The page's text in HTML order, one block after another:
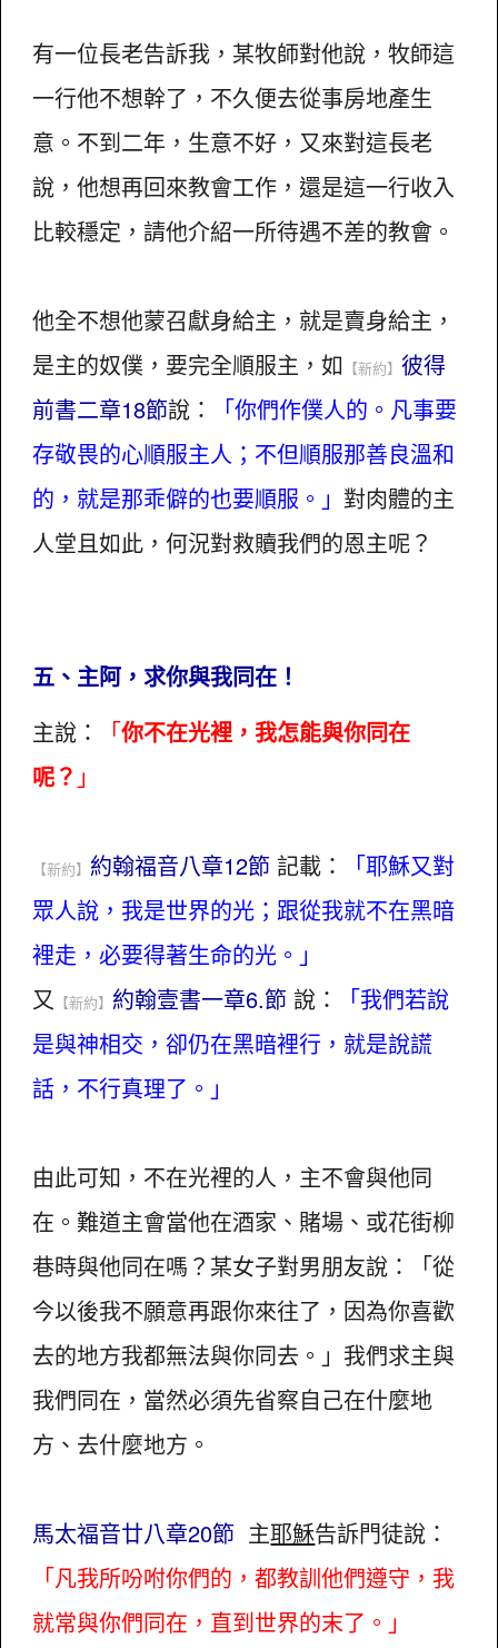
有一位長老告訴我，某牧師對他說，牧師這
一行他不想幹了，不久便去從事房地產生
意。不到二年，生意不好，又來對這長老
說，他想再回來教會工作，還是這一行收入
比較穩定，請他介紹一所待遇不差的教會。
他全不想他蒙召獻身給主，就是賣身給主，
是主的奴僕，要完全順服主，如 【新約】彼得
前書二章18節說：
「你們作僕人的。凡事要
存敬畏的心順服主人；不但順服那善良溫和
的，就是那乖僻的也要順服。」 對肉體的主
人堂且如此，何況對救贖我們的恩主呢？
五、主阿，求你與我同在！
主說：
「你不在光裡，我怎能與你同在
呢？ 」
【新約】 約翰福音八章12節記載：
「耶穌又對
眾人說，我是世界的光；跟從我就不在黑暗
裡走，必要得著生命的光。」
又 【新約】 約翰壹書一章6.節說：
「我們若說
是與神相交，卻仍在黑暗裡行，就是說謊
話，不行真理了。」
由此可知，不在光裡的人，主不會與他同
在。難道主會當他在酒家、賭場、或花街柳
巷時與他同在嗎？某女子對男朋友說：「從
今以後我不願意再跟你來往了，因為你喜歡
去的地方我都無法與你同去。」我們求主與
我們同在，當然必須先省察自己在什麼地
方、去什麼地方。
馬太福音廿八章20節 主耶穌告訴門徒說：
「凡我所吩咐你們的，都教訓他們遵守，我
就常與你們同在，直到世界的末了。」